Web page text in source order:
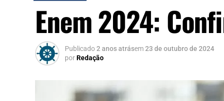
Enem 2024:
Publicado2 anos atrásem23 de outubro de 2024
porRedação